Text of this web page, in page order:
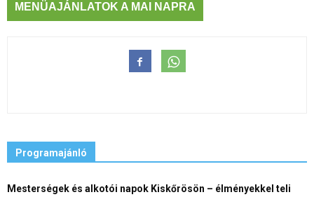
MENÜAJÁNLATOK A MAI NAPRA
Programajánló
Mesterségek és alkotói napok Kiskőrösön – élményekkel teli